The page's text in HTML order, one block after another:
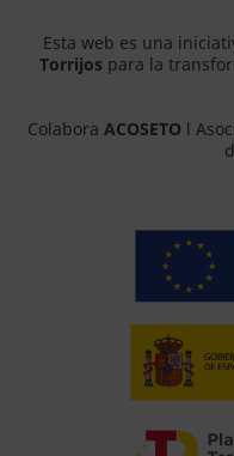
Esta web es una
Torrijos para la
Colabora ACOSETO l